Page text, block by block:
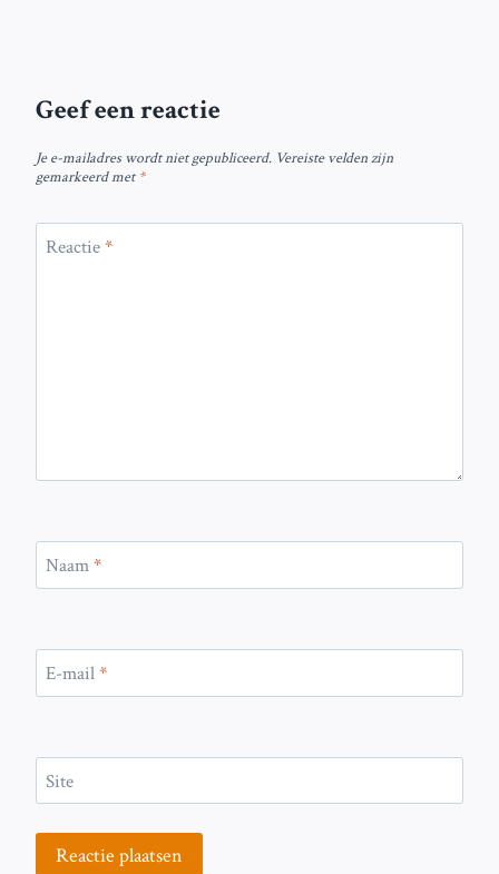
Geef een reactie
Je e-mailadres wordt niet gepubliceerd. Vereiste velden zijn
gemarkeerd met*
Reactie*
Naam*
E-mail*
Site